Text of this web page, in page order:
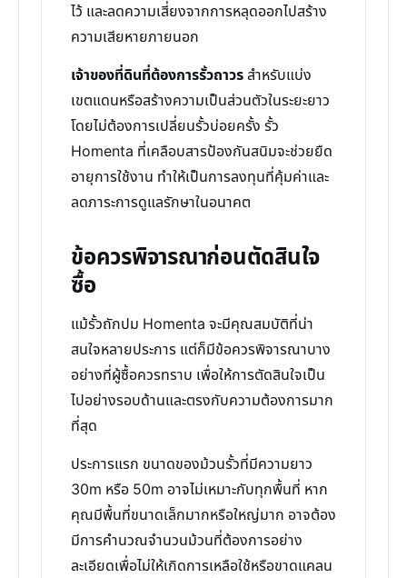
ไว้ และลดความเสี่ยงจากการหลุดออกไปสร้าง
ความเสียหายภายนอก
เจ้าของที่ดินที่ต้องการรั้วถาวรสำหรับแบ่ง
เขตแดนหรือสร้างความเป็นส่วนตัวในระยะยาว
โดยไม่ต้องการเปลี่ยนรั้วบ่อยครั้ง รั้ว
Homenta ที่เคลือบสารป้องกันสนิมจะช่วยยืด
อายุการใช้งาน ทำให้เป็นการลงทุนที่คุ้มค่าและ
ลดภาระการดูแลรักษาในอนาคต
ข้อควรพิจารณาก่อนตัดสินใจ
ซื้อ
แม้รั้วถักปม Homenta จะมีคุณสมบัติที่น่า
สนใจหลายประการ แต่ก็มีข้อควรพิจารณาบาง
อย่างที่ผู้ซื้อควรทราบ เพื่อให้การตัดสินใจเป็น
ไปอย่างรอบด้านและตรงกับความต้องการมาก
ที่สุด
ประการแรก ขนาดของม้วนรั้วที่มีความยาว
30m หรือ 50m อาจไม่เหมาะกับทุกพื้นที่ หาก
คุณมีพื้นที่ขนาดเล็กมากหรือใหญ่มาก อาจต้อง
มีการคำนวณจำนวนม้วนที่ต้องการอย่าง
ละเอียดเพื่อไม่ให้เกิดการเหลือใช้หรือขาดแคลน